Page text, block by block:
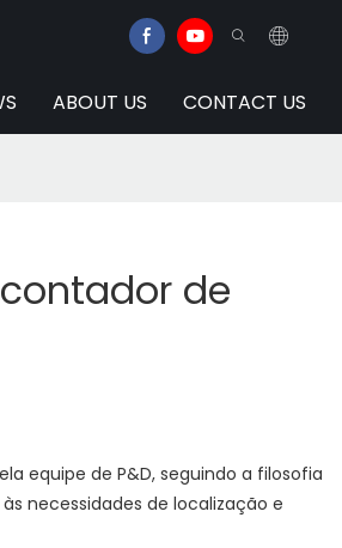
ABOUT US CONTACT US
de
equipe de P&D, seguindo a filosofia
necessidades de localização e